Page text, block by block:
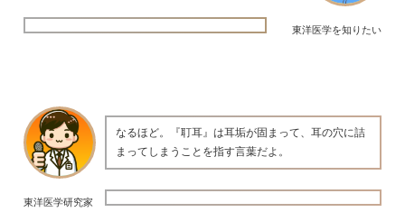
東洋医学を知りたい
東洋医学研究家
なるほど。『耵耳』は耳垢が固まって、耳の穴に詰
まってしまうことを指す言葉だよ。